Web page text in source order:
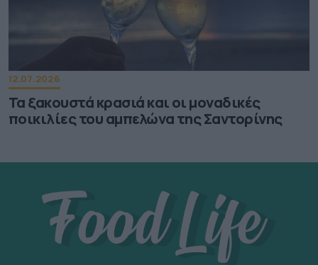
12.07.2026
Τα ξακουστά κρασιά και οι μοναδικές
ποικιλίες του αμπελώνα της Σαντορίνης